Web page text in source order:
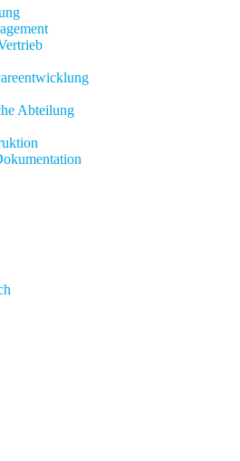
Abteilung